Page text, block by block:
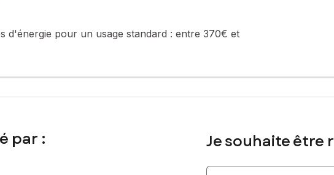
d'énergie pour un usage standard : entre 370€ et
par : Je souhaite être
Indiquez votre nom